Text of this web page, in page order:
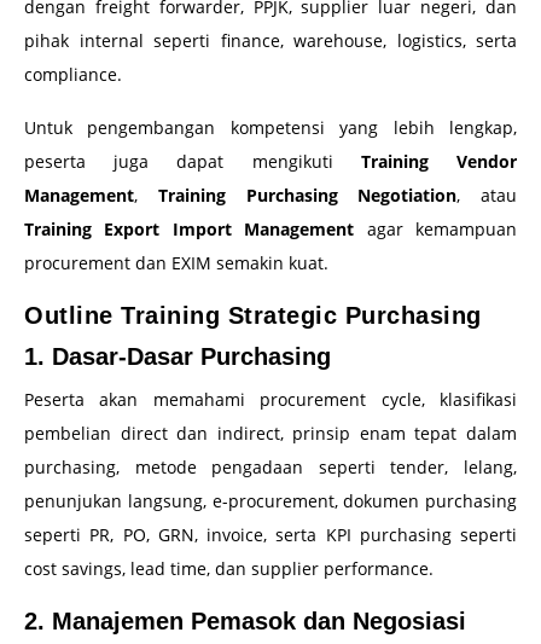
dengan freight forwarder, PPJK, supplier luar negeri, dan
pihak internal seperti finance, warehouse, logistics, serta
compliance.
Untuk pengembangan kompetensi yang lebih lengkap,
peserta juga dapat mengikuti Training Vendor
Management, Training Purchasing Negotiation, atau
Training Export Import Management agar kemampuan
procurement dan EXIM semakin kuat.
Outline Training Strategic Purchasing
1. Dasar-Dasar Purchasing
Peserta akan memahami procurement cycle, klasifikasi
pembelian direct dan indirect, prinsip enam tepat dalam
purchasing, metode pengadaan seperti tender, lelang,
penunjukan langsung, e-procurement, dokumen purchasing
seperti PR, PO, GRN, invoice, serta KPI purchasing seperti
cost savings, lead time, dan supplier performance.
2. Manajemen Pemasok dan Negosiasi